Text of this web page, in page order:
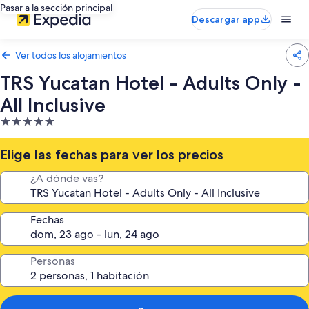
Pasar a la sección principal
Descargar app
Ver todos los alojamientos
TRS Yucatan Hotel - Adults Only -
All Inclusive
Alojamiento
de
5.0 estrellas
Elige las fechas para ver los precios
¿A dónde vas?
Fechas
Personas